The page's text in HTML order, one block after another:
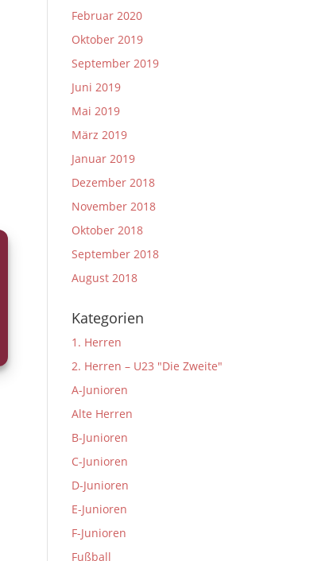
Februar 2020
Oktober 2019
September 2019
Juni 2019
Mai 2019
März 2019
Januar 2019
Dezember 2018
November 2018
Oktober 2018
September 2018
August 2018
Kategorien
1. Herren
2. Herren – U23 "Die Zweite"
A-Junioren
Alte Herren
B-Junioren
C-Junioren
D-Junioren
E-Junioren
F-Junioren
Fußball